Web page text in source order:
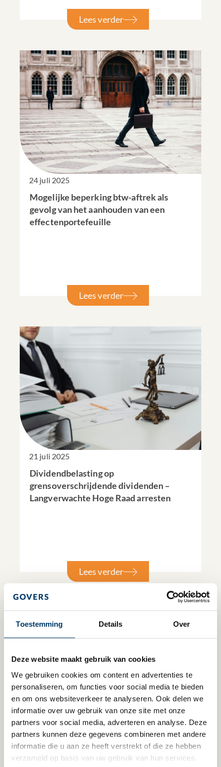
Toestemming Details Over
Deze website maakt gebruik van cookies
We gebruiken cookies om content en advertenties te
personaliseren, om functies voor social media te bieden
en om ons websiteverkeer te analyseren. Ook delen we
informatie over uw gebruik van onze site met onze
partners voor social media, adverteren en analyse. Deze
partners kunnen deze gegevens combineren met andere
informatie die u aan ze heeft verstrekt of die ze hebben
verzameld op basis van uw gebruik van hun services.
Lees verder
24 juli 2025
Mogelijke beperking btw-aftrek als
gevolg van het aanhouden van een
effectenportefeuille
Lees verder
21 juli 2025
Dividendbelasting op
grensoverschrijdende dividenden –
Langverwachte Hoge Raad arresten
Lees verder
17 juli 2025
Let op! Herzieningsregeling wordt
uitgebreid naar investeringsdiensten